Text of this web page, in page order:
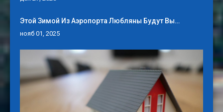
Этой Зимой Из Аэропорта Любляны Будут Вы…
нояб 01, 2025